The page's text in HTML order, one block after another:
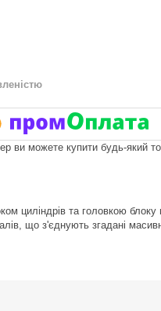
ви можете купити будь-який
циліндрів та головкою блоку
що з'єднують згадані